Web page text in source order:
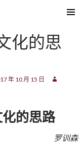
化的思
年 10 月 15 日
的思路
罗训森